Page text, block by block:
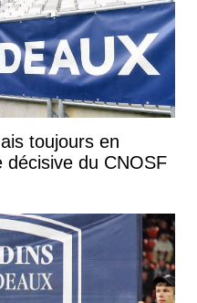
toujours en
décisive du CNOSF